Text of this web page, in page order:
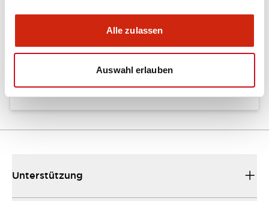
Alle zulassen
Auswahl erlauben
.PDF5.62MB
Unterstützung